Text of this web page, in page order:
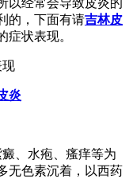
的，下面有请吉林皮
症状表现。
炎
、水疱、瘙痒等为
无色素沉着，以西药